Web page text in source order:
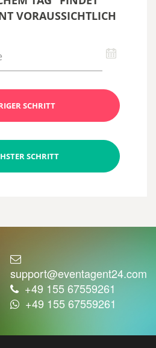
VORAUSSICHTLICH
SCHRITT
SCHRITT
support@eventagent24.com
+49 155 67559261
+49 155 67559261